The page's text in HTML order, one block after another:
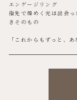
エンゲージリング
指先で煌めく光は出会
きそのもの
「これからもずっと、あ